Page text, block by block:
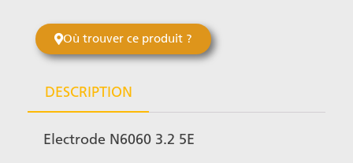
Où trouver ce produit ?
DESCRIPTION
Electrode N6060 3.2 5E